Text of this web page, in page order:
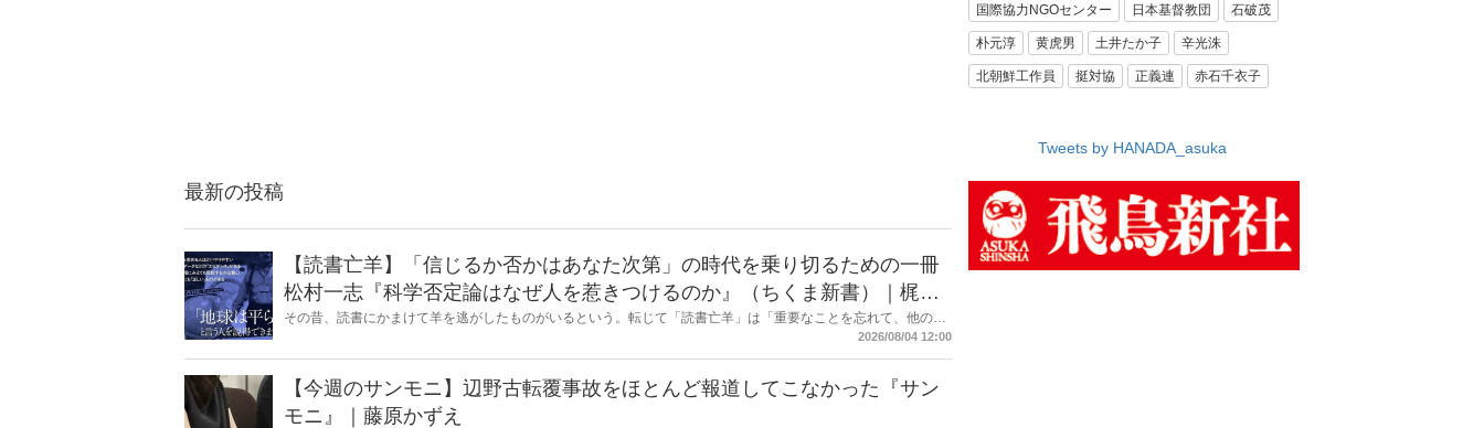
最新の投稿
【読書亡羊】「信じるか否かはあなた次第」の時代を乗り切るための一冊
松村一志『科学否定論はなぜ人を惹きつけるのか』（ちくま新書）｜梶原
麻衣子
その昔、読書にかまけて羊を逃がしたものがいるという。転じて「読書亡羊」は「重要なことを忘れて、他のこ
とに夢中になること」を指す四字熟語になった。だが時に仕事を放り出してでも、読むべき本がある。元月刊
2026/08/04 12:00
【今週のサンモニ】辺野古転覆事故をほとんど報道してこなかった『サン
モニ』｜藤原かずえ
国際協力NGOセンター 日本基督教団 石破茂
朴元淳 黄虎男 土井たか子 辛光洙
北朝鮮工作員 挺対協 正義連 赤石千衣子
Tweets by HANADA_asuka